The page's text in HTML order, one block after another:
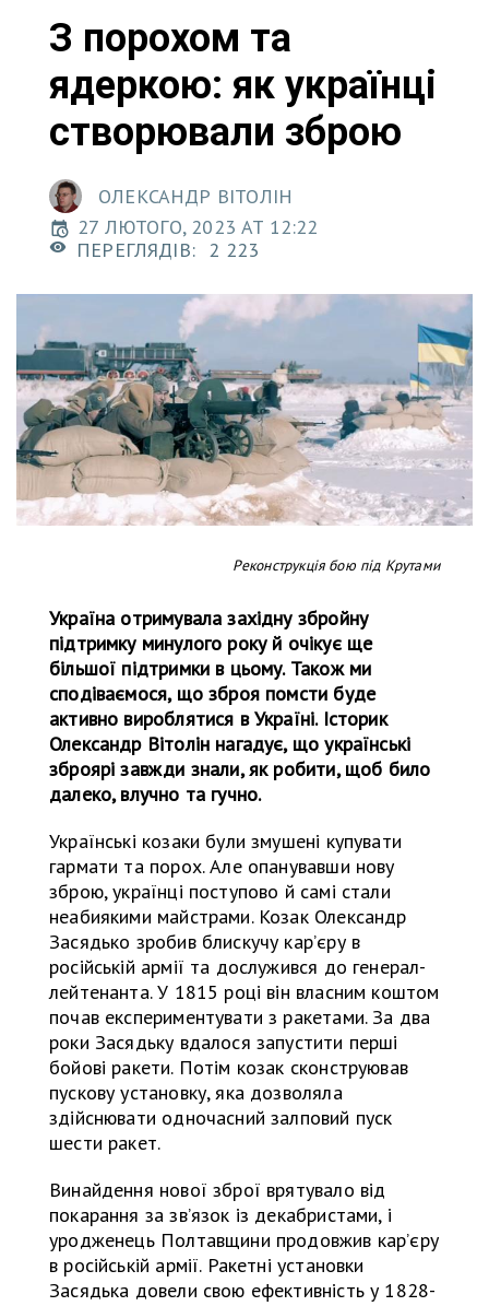
З порохом та
ядеркою: як українці
створювали зброю
ОЛЕКСАНДР ВІТОЛІН
27 ЛЮТОГО, 2023 AT 12:22
ПЕРЕГЛЯДІВ: 2 223
Реконструкція бою під Крутами
Україна отримувала західну збройну
підтримку минулого року й очікує ще
більшої підтримки в цьому. Також ми
сподіваємося, що зброя помсти буде
активно вироблятися в Україні. Історик
Олександр Вітолін нагадує, що українські
зброярі завжди знали, як робити, щоб било
далеко, влучно та гучно.
Українські козаки були змушені купувати
гармати та порох. Але опанувавши нову
зброю, українці поступово й самі стали
неабиякими майстрами. Козак Олександр
Засядько зробив блискучу кар’єру в
російській армії та дослужився до генерал-
лейтенанта. У 1815 році він власним коштом
почав експериментувати з ракетами. За два
роки Засядьку вдалося запустити перші
бойові ракети. Потім козак сконструював
пускову установку, яка дозволяла
здійснювати одночасний залповий пуск
шести ракет.
Винайдення нової зброї врятувало від
покарання за зв’язок із декабристами, і
уродженець Полтавщини продовжив кар’єру
в російській армії. Ракетні установки
Засядька довели свою ефективність у 1828-